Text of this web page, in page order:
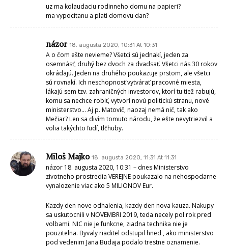
uz ma kolaudaciu rodinneho domu na papieri?
ma vypocitanu a plati domovu dan?
názor 18. augusta 2020, 10:31 At 10:31
A o čom ešte nevieme? Všetci sú jednakí, jeden za
osemnásť, druhý bez dvoch za dvadsať. Všetci nás 30 rokov
okrádajú. Jeden na druhého poukazuje prstom, ale všetci
sú rovnakí. Ich neschopnosť vytvárať pracovné miesta,
lákajú sem tzv. zahraničných investorov, ktorí tu tiež rabujú,
komu sa nechce robiť, vytvorí novú politickú stranu, nové
ministerstvo… Aj p. Matovič, naozaj nemá nič, tak ako
Mečiar? Len sa divím tomuto národu, že ešte nevytriezvil a
volia takýchto ľudí, tlčhuby.
Miloš Majko 18. augusta 2020, 11:31 At 11:31
názor 18. augusta 2020, 10:31 – dnes Ministerstvo
zivotneho prostredia VEREJNE poukazalo na nehospodarne
vynalozenie viac ako 5 MILIONOV Eur.
Kazdy den nove odhalenia, kazdy den nova kauza. Nakupy
sa uskutocnili v NOVEMBRI 2019, teda necely pol rok pred
volbami. NIC nie je funkcne, ziadna technika nie je
pouzitelna. Byvaly riaditel odstupil hned , ako ministerstvo
pod vedenim Jana Budaja podalo trestne oznamenie.